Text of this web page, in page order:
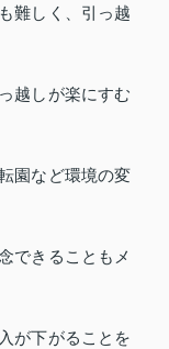
難しく、引っ越
越しが楽にすむ
園など環境の変
できることもメ
が下がることを